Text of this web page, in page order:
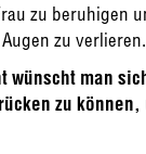
zu beruhigen
zu verlieren.
wünscht man
zu